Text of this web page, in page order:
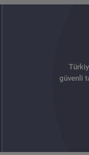
güvenli